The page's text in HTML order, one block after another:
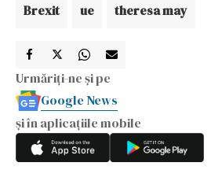
Brexit ue theresa may
Urmăriți-ne și pe
Google News
și în aplicațiile mobile